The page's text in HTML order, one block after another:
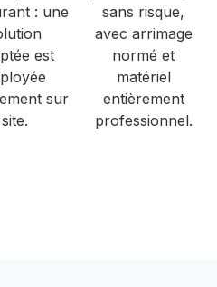
: une
est
sur
site.
sans risque,
avec arrimage
normé et
matériel
entièrement
professionnel.